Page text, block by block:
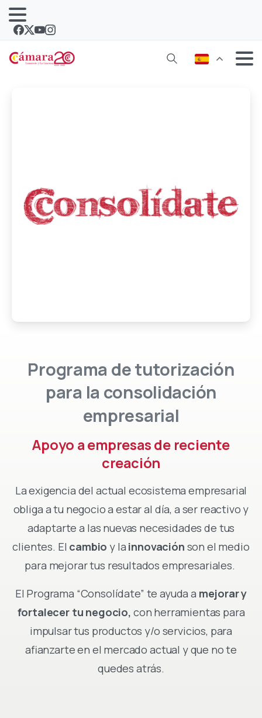
Programa detutorización
para la consolidación
empresarial
Apoyo aempresasde reciente
creación
La exigencia del actual ecosistema empresarial
obliga a tu negocio a estar al día, a ser reactivo y
adaptarte a las nuevas necesidades de tus
clientes. El cambio y la innovación son el medio
para mejorar tus resultados empresariales.
El Programa “Consolídate” te ayuda a mejorar y
fortalecer tu negocio, con herramientas para
impulsar tus productos y/o servicios, para
afianzarte en el mercado actual y que no te
quedes atrás.